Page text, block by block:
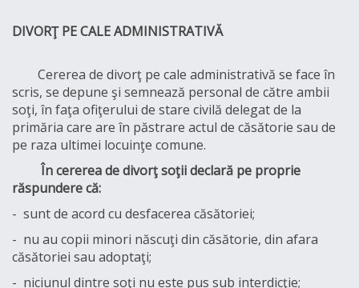
DIVORŢ PE CALE ADMINISTRATIVĂ
Cererea de divorţ pe cale administrativă se face în
scris, se depune şi semnează personal de către ambii
soţi, în faţa ofiţerului de stare civilă delegat de la
primăria care are în păstrare actul de căsătorie sau de
pe raza ultimei locuinţe comune.
În cererea de divorţ soţii declară pe proprie
răspunderecă:
- sunt de acord cu desfacerea căsătoriei;
- nu au copii minori născuţi din căsătorie, din afara
căsătoriei sau adoptaţi;
- niciunul dintre soţi nu este pus sub interdicţie;